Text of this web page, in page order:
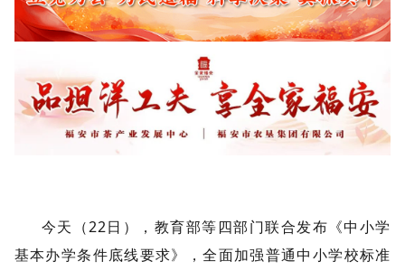
今天（22日），教育部等四部门联合发布《中小学
基本办学条件底线要求》，全面加强普通中小学校标准